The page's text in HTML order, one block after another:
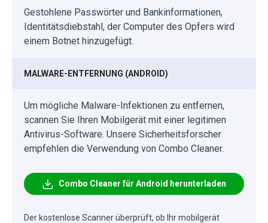
Gestohlene Passwörter und Bankinformationen,
Identitätsdiebstahl, der Computer des Opfers wird
einem Botnet hinzugefügt.
MALWARE-ENTFERNUNG (ANDROID)
Um mögliche Malware-Infektionen zu entfernen,
scannen Sie Ihren Mobilgerät mit einer legitimen
Antivirus-Software. Unsere Sicherheitsforscher
empfehlen die Verwendung von Combo Cleaner.
Combo Cleaner für Android herunterladen
Der kostenlose Scanner überprüft, ob Ihr mobilgerät